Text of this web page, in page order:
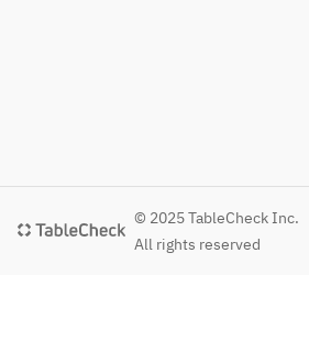
© 2025 TableCheck Inc.
All rights reserved